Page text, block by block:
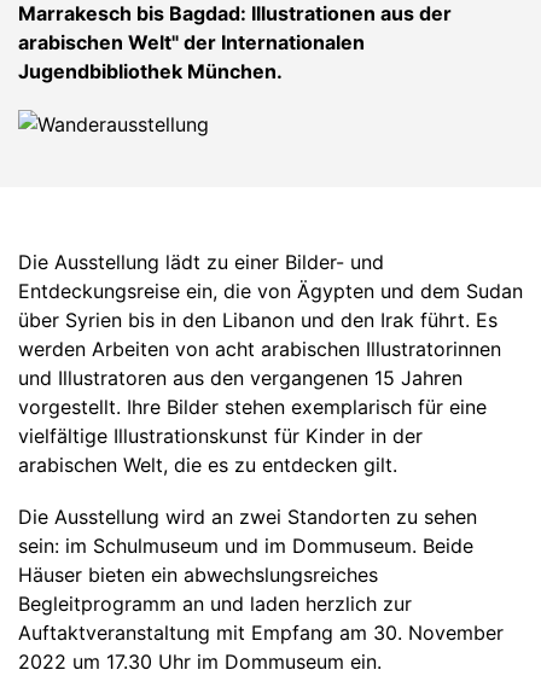
Marrakesch bis Bagdad: Illustrationen aus der
arabischen Welt" der Internationalen
Jugendbibliothek München.
Die Ausstellung lädt zu einer Bilder- und
Entdeckungsreise ein, die von Ägypten und dem Sudan
über Syrien bis in den Libanon und den Irak führt. Es
werden Arbeiten von acht arabischen Illustratorinnen
und Illustratoren aus den vergangenen 15 Jahren
vorgestellt. Ihre Bilder stehen exemplarisch für eine
vielfältige Illustrationskunst für Kinder in der
arabischen Welt, die es zu entdecken gilt.
Die Ausstellung wird an zwei Standorten zu sehen
sein: im Schulmuseum und im Dommuseum. Beide
Häuser bieten ein abwechslungsreiches
Begleitprogramm an und laden herzlich zur
Auftaktveranstaltung mit Empfang am 30. November
2022 um 17.30 Uhr im Dommuseum ein.